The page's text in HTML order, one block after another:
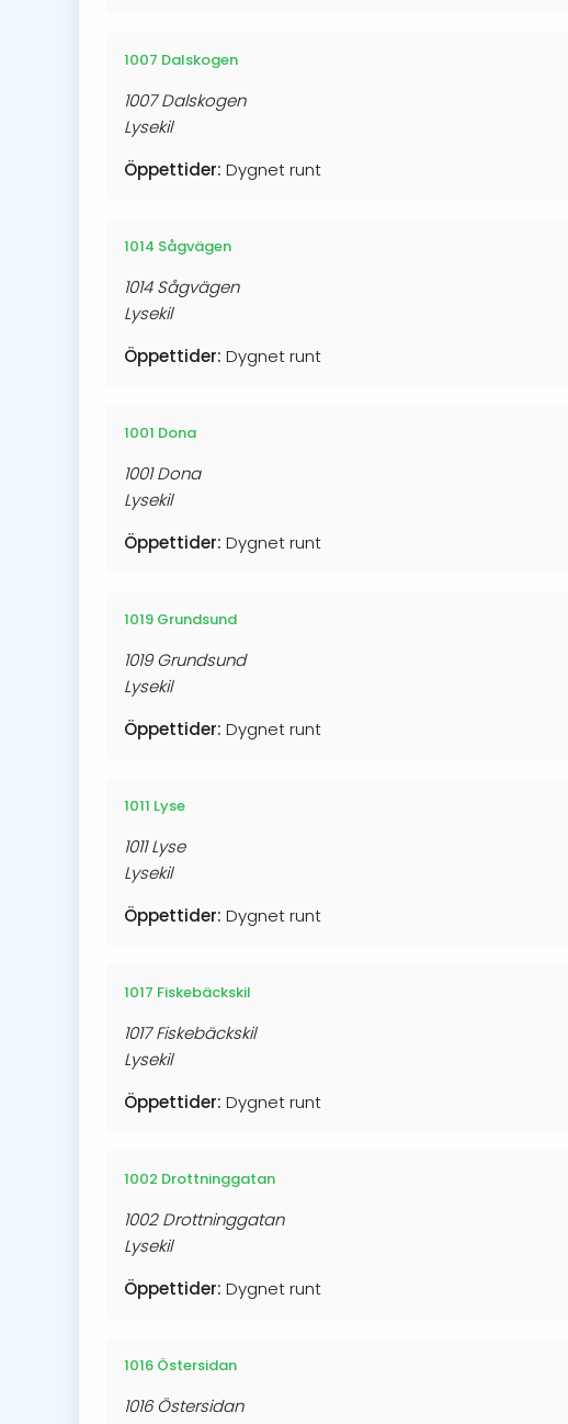
1007 Dalskogen
1007 Dalskogen
Lysekil
Öppettider: Dygnet runt
1014 Sågvägen
1014 Sågvägen
Lysekil
Öppettider: Dygnet runt
1001 Dona
1001 Dona
Lysekil
Öppettider: Dygnet runt
1019 Grundsund
1019 Grundsund
Lysekil
Öppettider: Dygnet runt
1011 Lyse
1011 Lyse
Lysekil
Öppettider: Dygnet runt
1017 Fiskebäckskil
1017 Fiskebäckskil
Lysekil
Öppettider: Dygnet runt
1002 Drottninggatan
1002 Drottninggatan
Lysekil
Öppettider: Dygnet runt
1016 Östersidan
1016 Östersidan